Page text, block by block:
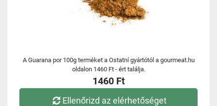
A Guarana por 100g terméket a Ostatní gyártótól a gourmeat.hu
oldalon 1460 Ft - ért találja.
1460 Ft
Ellenőrizd az elérhetőséget